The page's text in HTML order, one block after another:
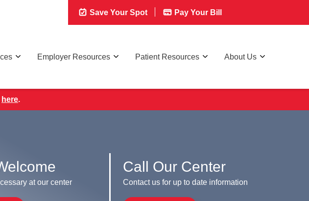
Save Your Spot Pay Your Bill
Employer Resources Patient Resources About Us
here.
at our center
Call Our Center
Contact us for up to date information